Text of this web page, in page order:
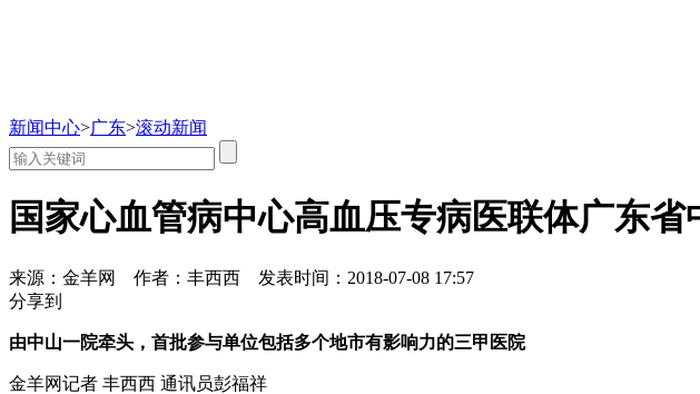
新闻中心>广东>滚动新闻
国家心血管病中心高血压专病医联体广东省
来源：金羊网 作者：丰西西
发表时间：2018-07-08 17:57
分享到
由中山一院牵头，首批参与单位包括多个地市有影响力的三甲医院
金羊网记者 丰西西 通讯员彭福祥